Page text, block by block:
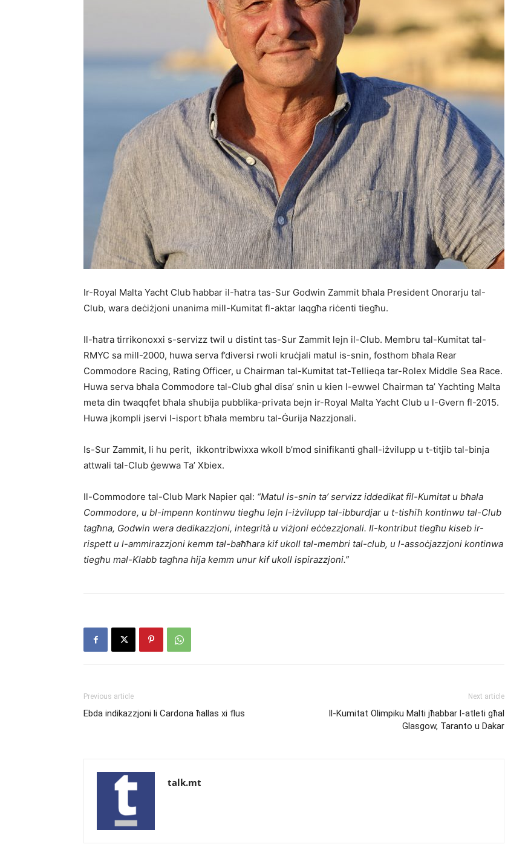
Ir-Royal Malta Yacht Club ħabbar il-ħatra tas-Sur Godwin Zammit bħala President Onorarju tal-
Club, wara deċiżjoni unanima mill-Kumitat fl-aktar laqgħa riċenti tiegħu.
Il-ħatra tirrikonoxxi s-servizz twil u distint tas-Sur Zammit lejn il-Club. Membru tal-Kumitat tal-
RMYC sa mill-2000, huwa serva f’diversi rwoli kruċjali matul is-snin, fosthom bħala Rear
Commodore Racing, Rating Officer, u Chairman tal-Kumitat tat-Tellieqa tar-Rolex Middle Sea Race.
Huwa serva bħala Commodore tal-Club għal disa’ snin u kien l-ewwel Chairman ta’ Yachting Malta
meta din twaqqfet bħala sħubija pubblika-privata bejn ir-Royal Malta Yacht Club u l-Gvern fl-2015.
Huwa jkompli jservi l-isport bħala membru tal-Ġurija Nazzjonali.
Is-Sur Zammit, li hu perit, ikkontribwixxa wkoll b’mod sinifikanti għall-iżvilupp u t-titjib tal-binja
attwali tal-Club ġewwa Ta’ Xbiex.
Il-Commodore tal-Club Mark Napier qal: “Matul is-snin ta’ servizz iddedikat fil-Kumitat u bħala
Commodore, u bl-impenn kontinwu tiegħu lejn l-iżvilupp tal-ibburdjar u t-tisħiħ kontinwu tal-Club
tagħna, Godwin wera dedikazzjoni, integrità u viżjoni eċċezzjonali. Il-kontribut tiegħu kiseb ir-
rispett u l-ammirazzjoni kemm tal-baħħara kif ukoll tal-membri tal-club, u l-assoċjazzjoni kontinwa
tiegħu mal-Klabb tagħna hija kemm unur kif ukoll ispirazzjoni.”
Previous article
Ebda indikazzjoni li Cardona ħallas xi flus
Next article
Il-Kumitat Olimpiku Malti jħabbar l-atleti għal
Glasgow, Taranto u Dakar
talk.mt